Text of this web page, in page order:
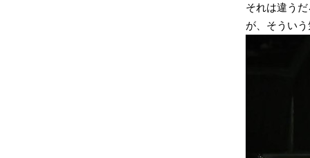
それは違う
が、そうい